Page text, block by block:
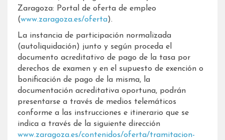
Zaragoza: Portal de oferta de empleo
(www.zaragoza.es/oferta).
La instancia de participación normalizada
(autoliquidación) junto y según proceda el
documento acreditativo de pago de la tasa por
derechos de examen y en el supuesto de exención o
bonificación de pago de la misma, la
documentación acreditativa oportuna, podrán
presentarse a través de medios telemáticos
conforme a las instrucciones e itinerario que se
indica a través de la siguiente dirección
www.zaragoza.es/contenidos/oferta/tramitacion-